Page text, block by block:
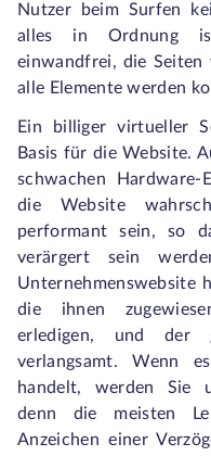
Nutzer beim Surfen
alles in Ordnung
einwandfrei, die Seiten
alle Elemente werden
Ein billiger virtueller
Basis für die Website.
schwachen Hardware-
die Website
performant sein, so
verärgert sein
Unternehmenswebsite
die ihnen
erledigen, und der
verlangsamt. Wenn
handelt, werden Sie
denn die meisten
Anzeichen einer